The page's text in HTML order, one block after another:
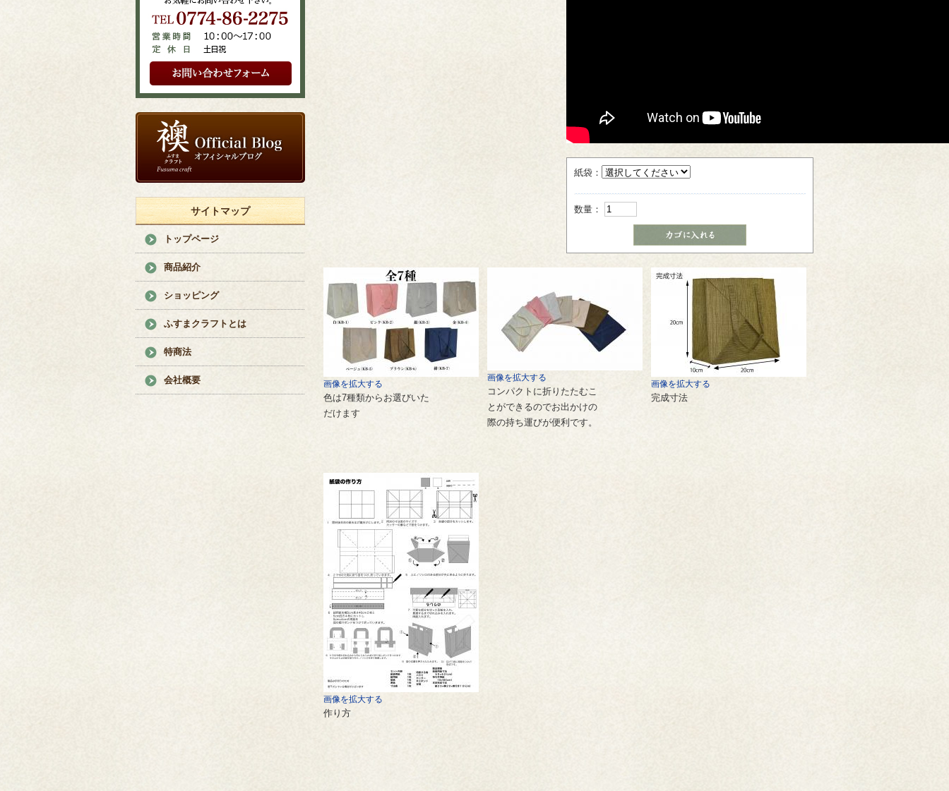
サイトマップ
トップページ
商品紹介
ショッピング
ふすまクラフトとは
特商法
会社概要
紙袋：
数量：
画像を拡大する
色は7種類からお選びいた
だけます
画像を拡大する
コンパクトに折りたたむこ
とができるのでお出かけの
際の持ち運びが便利です。
画像を拡大する
完成寸法
画像を拡大する
作り方